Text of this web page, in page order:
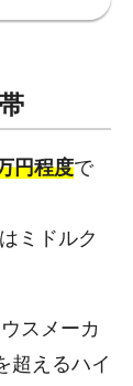
円程度で
ミドルク
スメーカ
超えるハイ